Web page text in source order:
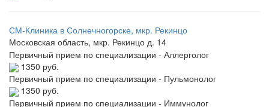
СМ-Клиника в Солнечногорске, мкр. Рекинцо
Московская область, мкр. Рекинцо д. 14
Первичный прием по специализации - Аллерголог
1350 руб.
Первичный прием по специализации - Пульмонолог
1350 руб.
Первичный прием по специализации - Иммунолог